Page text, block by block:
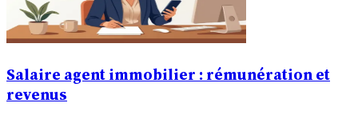
Salaire agent immobilier : rémunération et
revenus